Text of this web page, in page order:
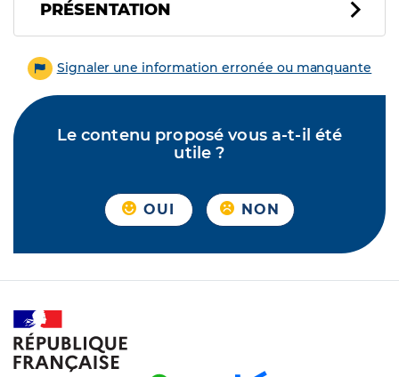
PRÉSENTATION
Signaler une information erronée ou manquante
Le contenu proposé vous a-t-il été
utile ?
OUI NON